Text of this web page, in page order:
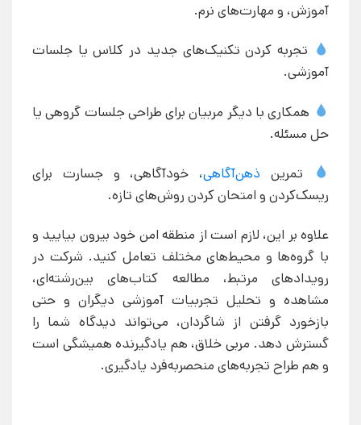
آموزش، و مهارت‌های نرم.
تجربه کردن تکنیک‌های جدید در کلاس یا جلسات
آموزشی.
همکاری با دیگر مربیان برای طراحی جلسات گروهی یا
حل مسئله.
تمرین ذهن‌آگاهی، خودآگاهی، و جسارت برای
ریسک‌کردن و امتحان کردن روش‌های تازه.
علاوه بر این، لازم است از منطقه امن خود بیرون بیایید و
با گروه‌ها و محیط‌های مختلف تعامل کنید. شرکت در
رویدادهای مرتبط، مطالعه کتاب‌های بین‌رشته‌ای،
مشاهده و تحلیل تجربیات آموزشی دیگران و حتی
بازخورد گرفتن از شاگردان، می‌تواند دیدگاه شما را
گسترش دهد. مربی خلاق، هم یادگیرنده همیشگی است
و هم طراح تجربه‌های منحصربه‌فرد یادگیری.